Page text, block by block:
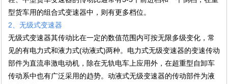
型货车用的组合式变速器中，则有更多档位。
2、无级式变速器
无级式变速器其传动比在一定的数值范围内可按无限多级变化，常
见的有电力式和液力式(动液式)两种。电力式无级变速器的变速传动
部件为直流串激电动机，除在无轨电车上应用外，在超重型自卸车
传动系中也有广泛采用的趋势。动液式无级变速器的传动部件为液